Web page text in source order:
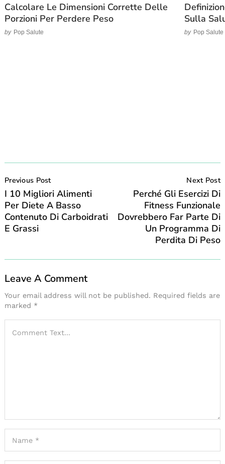
Calcolare Le Dimensioni Corrette Delle
Porzioni Per Perdere Peso
by Pop Salute
Sulla
by Pop Salute
Navigation
Previous Post
I 10 Migliori Alimenti
Per Diete A Basso
Contenuto Di Carboidrati
E Grassi
Next Post
Perché Gli Esercizi Di
Fitness Funzionale
Dovrebbero Far Parte Di
Un Programma Di
Perdita Di Peso
Leave A Comment
Your email address will not be published. Required fields are
marked *